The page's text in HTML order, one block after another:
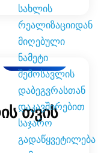
სიახლეები